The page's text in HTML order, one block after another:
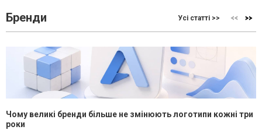
Бренди Усі статті >>
Чому великі бренди більше не змінюють логотипи кожні три
роки